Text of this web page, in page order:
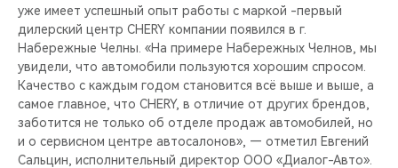
CHERY REMOTE
НАШИ МЕРОПРИЯТИЯ
ВИДЕООБЗОРЫ
уже имеет успешный опыт работы с маркой -первый
дилерский центр CHERY компании появился в г.
Набережные Челны. «На примере Набережных Челнов, мы
увидели, что автомобили пользуются хорошим спросом.
Качество с каждым годом становится всё выше и выше, а
самое главное, что CHERY, в отличие от других брендов,
заботится не только об отделе продаж автомобилей, но
и о сервисном центре автосалонов», — отметил Евгений
Сальцин, исполнительный директор ООО «Диалог-Авто».